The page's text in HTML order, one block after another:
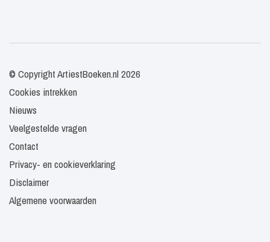
© Copyright ArtiestBoeken.nl 2026
Cookies intrekken
Nieuws
Veelgestelde vragen
Contact
Privacy- en cookieverklaring
Disclaimer
Algemene voorwaarden